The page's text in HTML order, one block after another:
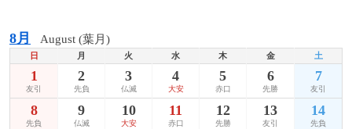
8月 August (葉月)
日 月 火 水 木 金 土
1
友引
2
先負
3
仏滅
4
大安
5
赤口
6
先勝
7
友引
8
先負
9
仏滅
10
大安
11
赤口
12
先勝
13
友引
14
先負